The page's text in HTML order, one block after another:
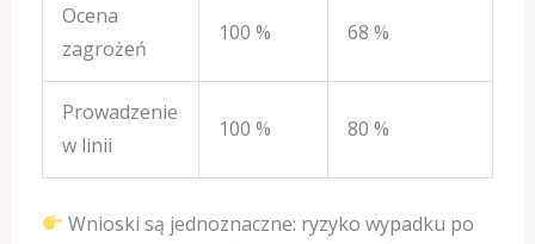
Ocena
zagrożeń
100 % 68 %
Prowadzenie
w linii
100 % 80 %
Wnioski są jednoznaczne: ryzyko wypadku po